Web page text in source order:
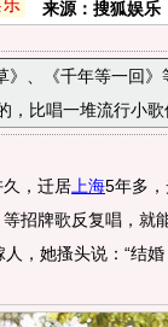
来源：搜狐娱乐
》、《千年等一回》
，比唱一堆流行小
，迁居 上海5年多
招牌歌反复唱，就
，她搔头说：“结